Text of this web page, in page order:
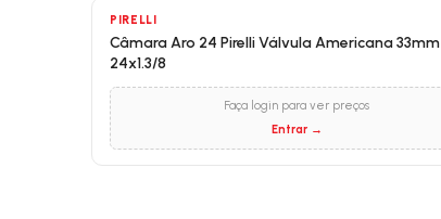
PIRELLI
Câmara Aro 24 Pirelli Válvula Americana 33mm
24x1.3/8
Faça login para ver preços
Entrar →